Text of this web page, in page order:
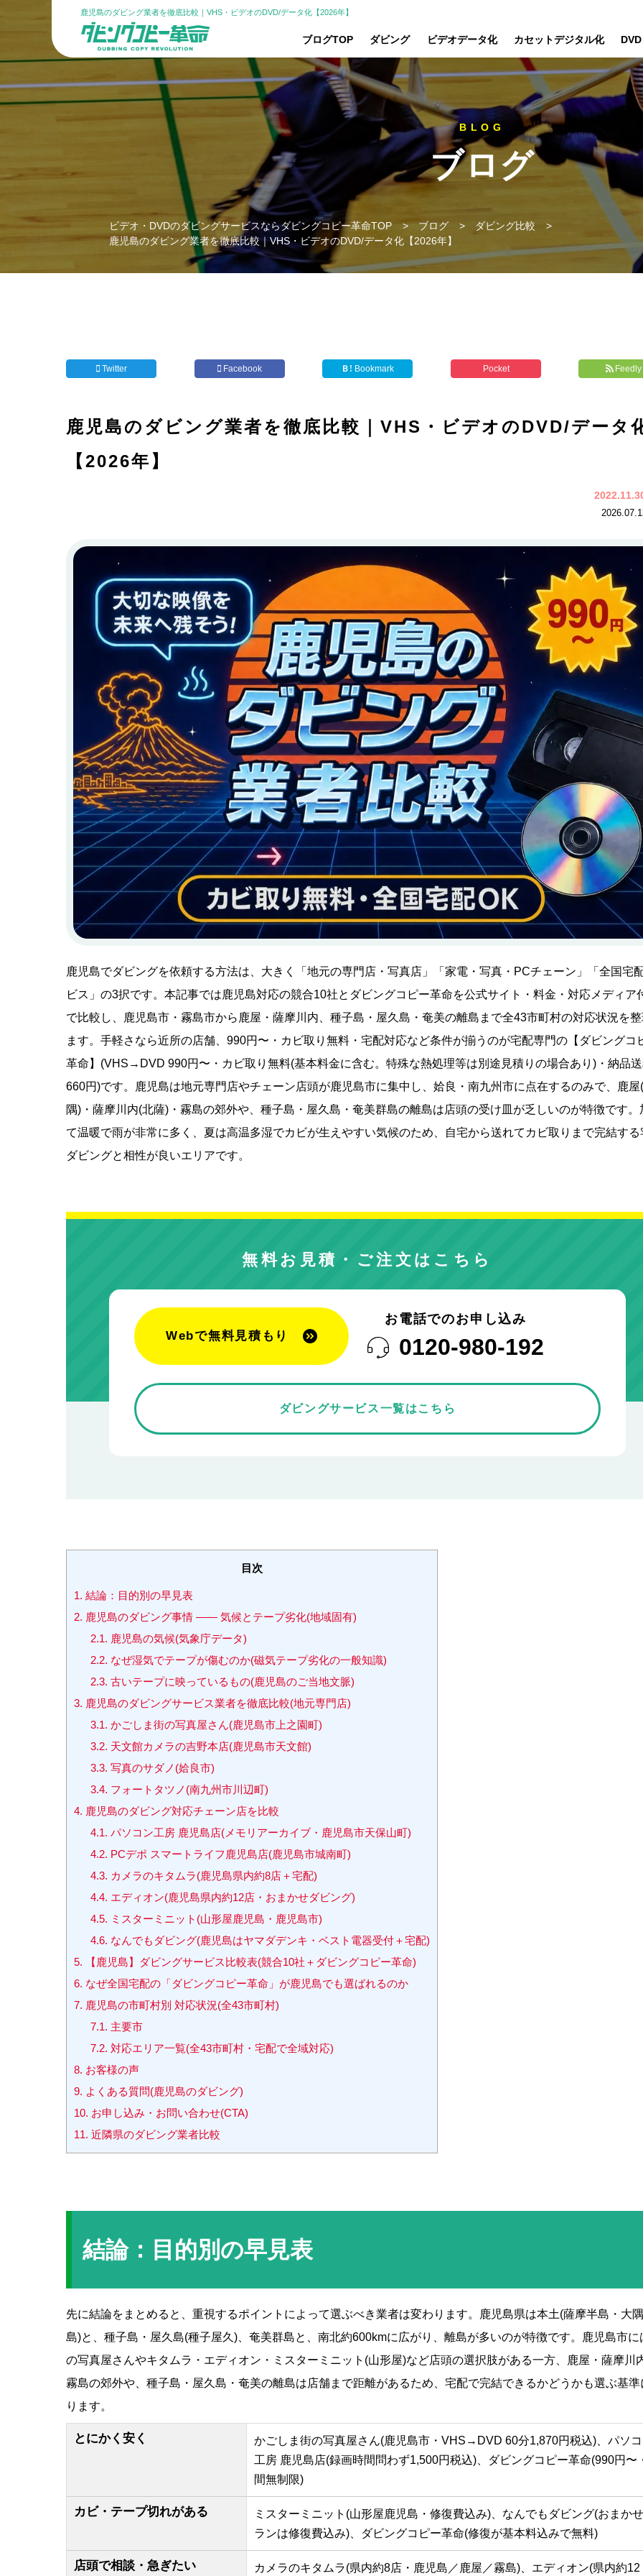
鹿児島のダビング業者を徹底比較｜VHS・ビデオのDVD/データ化【2026年】
ブログTOP ダビング ビデオデータ化 カセットデジタル化
ブログ
ビデオ・DVDのダビングサービスならダビングコピー革命TOP > ブログ > ダビング比較
>
鹿児島のダビング業者を徹底比較｜VHS・ビデオのDVD/データ化【2026年】
Twitter Facebook Ｂ! Bookmark Pocket Feedly
鹿児島のダビング業者を徹底比較｜VHS・ビデオのDVD/データ
【2026年】
鹿児島でダビングを依頼する方法は、大きく「地元の専門店・写真店」「家電・写真・PCチェーン」「全国宅
ビス」の3択です。本記事では鹿児島対応の競合10社とダビングコピー革命を公式サイト・料金・対応メディア
で比較し、鹿児島市・霧島市から鹿屋・薩摩川内、種子島・屋久島・奄美の離島まで全43市町村の対応状況を
ます。手軽さなら近所の店舗、990円〜・カビ取り無料・宅配対応など条件が揃うのが宅配専門の【ダビングコ
革命】(VHS→DVD 990円〜・カビ取り無料(基本料金に含む。特殊な熱処理等は別途見積りの場合あり)・納品
660円)です。鹿児島は地元専門店やチェーン店頭が鹿児島市に集中し、姶良・南九州市に点在するのみで、鹿屋
隅)・薩摩川内(北薩)・霧島の郊外や、種子島・屋久島・奄美群島の離島は店頭の受け皿が乏しいのが特徴です。
て温暖で雨が非常に多く、夏は高温多湿でカビが生えやすい気候のため、自宅から送れてカビ取りまで完結する
ダビングと相性が良いエリアです。
無料お見積・ご注文はこちら
Webで無料見積もり
お電話でのお申し込み
0120-980-192
ダビングサービス一覧はこちら
目次
1. 結論：目的別の早見表
2. 鹿児島のダビング事情 ―― 気候とテープ劣化(地域固有)
2.1. 鹿児島の気候(気象庁データ)
2.2. なぜ湿気でテープが傷むのか(磁気テープ劣化の一般知識)
2.3. 古いテープに映っているもの(鹿児島のご当地文脈)
3. 鹿児島のダビングサービス業者を徹底比較(地元専門店)
3.1. かごしま街の写真屋さん(鹿児島市上之園町)
3.2. 天文館カメラの吉野本店(鹿児島市天文館)
3.3. 写真のサダノ(姶良市)
3.4. フォートタツノ(南九州市川辺町)
4. 鹿児島のダビング対応チェーン店を比較
4.1. パソコン工房 鹿児島店(メモリアーカイブ・鹿児島市天保山町)
4.2. PCデポ スマートライフ鹿児島店(鹿児島市城南町)
4.3. カメラのキタムラ(鹿児島県内約8店＋宅配)
4.4. エディオン(鹿児島県内約12店・おまかせダビング)
4.5. ミスターミニット(山形屋鹿児島・鹿児島市)
4.6. なんでもダビング(鹿児島はヤマダデンキ・ベスト電器受付＋宅配)
5. 【鹿児島】ダビングサービス比較表(競合10社＋ダビングコピー革命)
6. なぜ全国宅配の「ダビングコピー革命」が鹿児島でも選ばれるのか
7. 鹿児島の市町村別 対応状況(全43市町村)
7.1. 主要市
7.2. 対応エリア一覧(全43市町村・宅配で全域対応)
8. お客様の声
9. よくある質問(鹿児島のダビング)
10. お申し込み・お問い合わせ(CTA)
11. 近隣県のダビング業者比較
結論：目的別の早見表
先に結論をまとめると、重視するポイントによって選ぶべき業者は変わります。鹿児島県は本土(薩摩半島・大
島)と、種子島・屋久島(種子屋久)、奄美群島と、南北約600kmに広がり、離島が多いのが特徴です。鹿児島市に
の写真屋さんやキタムラ・エディオン・ミスターミニット(山形屋)など店頭の選択肢がある一方、鹿屋・薩摩川
霧島の郊外や、種子島・屋久島・奄美の離島は店舗まで距離があるため、宅配で完結できるかどうかも選ぶ基準
ります。
とにかく安く
かごしま街の写真屋さん(鹿児島市・VHS→DVD 60分1,870円税込)、パソ
工房 鹿児島店(録画時間問わず1,500円税込)、ダビングコピー革命(990円〜
間無制限)
カビ・テープ切れがある
ミスターミニット(山形屋鹿児島・修復費込み)、なんでもダビング(おまか
ランは修復費込み)、ダビングコピー革命(修復が基本料込みで無料)
店頭で相談・急ぎたい カメラのキタムラ(県内約8店・鹿児島／鹿屋／霧島)、エディオン(県内約12